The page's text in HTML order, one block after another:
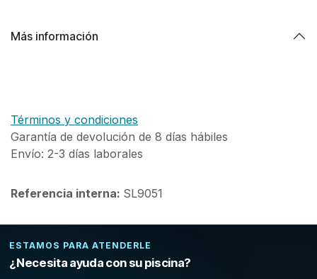
Más información
Términos y condiciones
Garantía de devolución de 8 días hábiles
Envío: 2-3 días laborales
Referencia interna: SL9051
ESTAMOS PARA ATENDERLE
¿Necesita ayuda con su piscina?